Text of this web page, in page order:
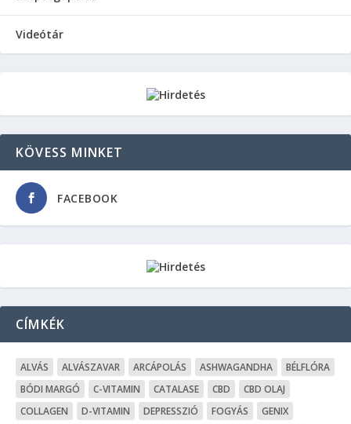
Videótár
KÖVESS MINKET
FACEBOOK
CÍMKÉK
ALVÁS ALVÁSZAVAR ARCÁPOLÁS ASHWAGANDHA
BÉLFLÓRA
BÓDI MARGÓ
C-VITAMIN CATALASE CBD
CBD OLAJ
COLLAGEN
D-VITAMIN DEPRESSZIÓ FOGYÁS
GENIX